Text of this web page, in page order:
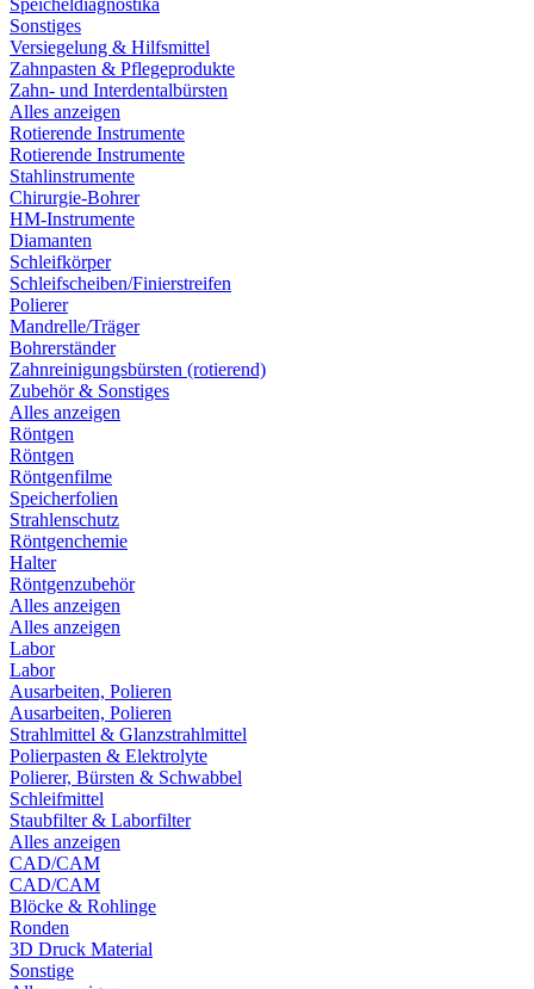
Speicheldiagnostika
Sonstiges
Versiegelung & Hilfsmittel
Zahnpasten & Pflegeprodukte
Zahn- und Interdentalbürsten
Alles anzeigen
Rotierende Instrumente
Rotierende Instrumente
Stahlinstrumente
Chirurgie-Bohrer
HM-Instrumente
Diamanten
Schleifkörper
Schleifscheiben/Finierstreifen
Polierer
Mandrelle/Träger
Bohrerständer
Zahnreinigungsbürsten (rotierend)
Zubehör & Sonstiges
Alles anzeigen
Röntgen
Röntgen
Röntgenfilme
Speicherfolien
Strahlenschutz
Röntgenchemie
Halter
Röntgenzubehör
Alles anzeigen
Alles anzeigen
Labor
Labor
Ausarbeiten, Polieren
Ausarbeiten, Polieren
Strahlmittel & Glanzstrahlmittel
Polierpasten & Elektrolyte
Polierer, Bürsten & Schwabbel
Schleifmittel
Staubfilter & Laborfilter
Alles anzeigen
CAD/CAM
CAD/CAM
Blöcke & Rohlinge
Ronden
3D Druck Material
Sonstige